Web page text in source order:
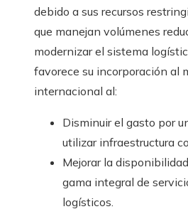
debido a sus recursos
que manejan volúmenes
modernizar el sistema
favorece su incorporación al
internacional al:
Disminuir el gasto por
utilizar infraestructura
Mejorar la
gama integral de
logísticos.